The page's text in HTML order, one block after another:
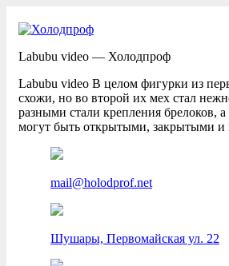
Labubu video — Холодпроф
Labubu video В целом фигурки из
схожи, но во второй их мех стал
разными стали крепления брелоков, а
могут быть открытыми, закрытыми
mail@holodprof.net
Шушары, Первомайская ул. 22